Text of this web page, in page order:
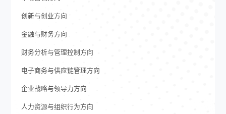
创新与创业方向
金融与财务方向
财务分析与管理控制方向
电子商务与供应链管理方向
企业战略与领导力方向
人力资源与组织行为方向